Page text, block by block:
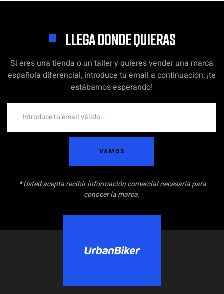
LLEGA DONDE QUIERAS
Si eres una tienda o un taller y quieres vender una marca
española diferencial, introduce tu email a continuación, ¡te
estábamos esperando!
VAMOS
* Usted acepta recibir información comercial necesaria para
conocer la marca.